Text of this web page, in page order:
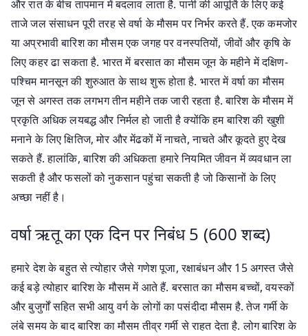
और रात के बीच तापमान में बदलाव लाता है. पानी की आपूर्ति के लिए कई
ताजे जल संसाधन पूरी तरह से वर्षा के मौसम पर निर्भर करते हैं. एक कमजोर
या अप्रभावी बारिश का मौसम एक जगह पर वनस्पतियों, जीवों और कृषि के
लिए कहर ढा सकता है. भारत में बरसात का मौसम जून के महीने में दक्षिण-
पश्चिम मानसून की शुरुआत के साथ शुरू होता है. भारत में वर्षा का मौसम
जून से अगस्त तक लगभग तीन महीने तक जारी रहता है. बारिश के मौसम में
प्रकृति अधिक लयबद्ध और निर्मल हो जाती है क्योंकि हम बारिश की खुशी
मनाने के लिए क्षितिज, मोर और मेंढकों में नाचते, नाचते और कूदते हुए देख
सकते हैं. हालांकि, बारिश की अधिकता हमारे नियमित जीवन में व्यवधान ला
सकती है और फसलों को नुकसान पहुंचा सकती है जो किसानों के लिए
अच्छा नहीं है।
वर्षा ऋतू का एक दिन पर निबंध 5 (600 शब्द)
हमारे देश के बहुत से त्योहार जैसे गणेश पूजा, रक्षाबंधन और 15 अगस्त जैसे
कई बड़े त्योहार बारिश के मौसम में आते हैं. बरसात का मौसम बच्चों, वयस्कों
और बुजुर्गों सहित सभी आयु वर्ग के लोगों का पसंदीदा मौसम है. तेज गर्मी के
लंबे समय के बाद बारिश का मौसम तीव्र गर्मी से राहत देता है. लोग बारिश के